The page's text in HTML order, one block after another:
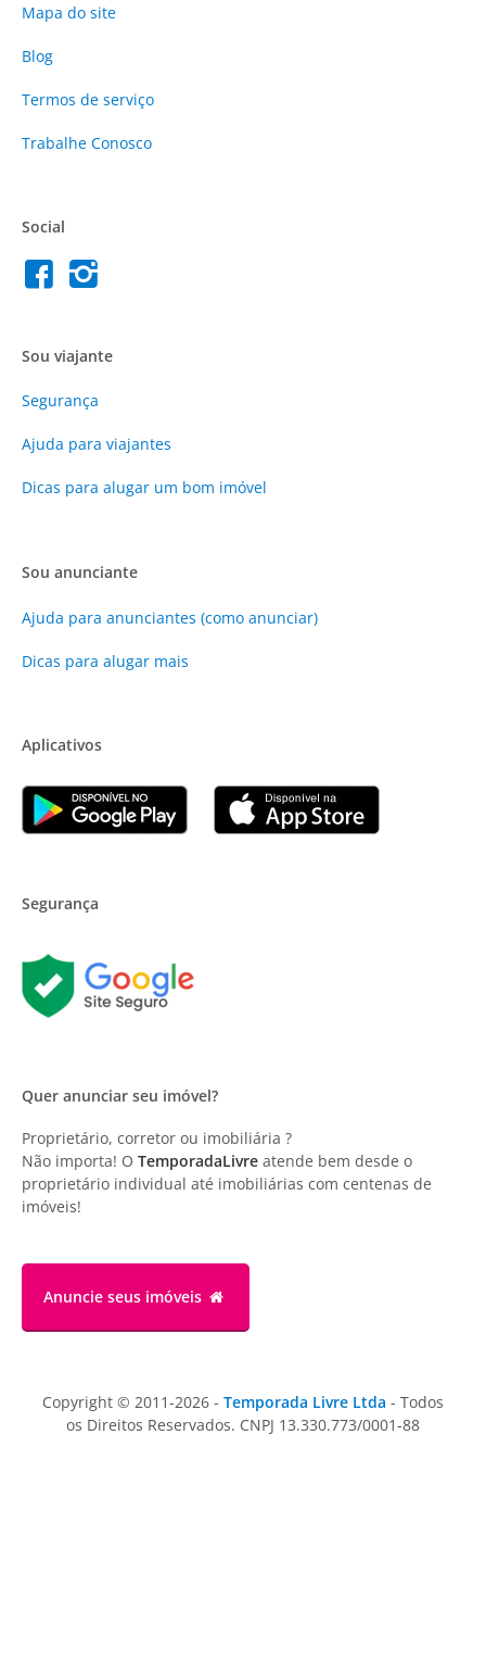
Mapa do site
Blog
Termos de serviço
Trabalhe Conosco
Social
Sou viajante
Segurança
Ajuda para viajantes
Dicas para alugar um bom imóvel
Sou anunciante
Ajuda para anunciantes (como anunciar)
Dicas para alugar mais
Aplicativos
Segurança
Quer anunciar seu imóvel?
Proprietário, corretor ou imobiliária ?
Não importa! O TemporadaLivre atende bem desde o
proprietário individual até imobiliárias com centenas de
imóveis!
Anuncie seus imóveis
Copyright © 2011-2026 - Temporada Livre Ltda - Todos
os Direitos Reservados. CNPJ 13.330.773/0001-88